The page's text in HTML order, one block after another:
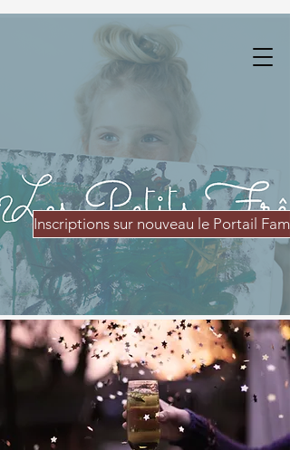
Inscriptions sur nouveau le Portail